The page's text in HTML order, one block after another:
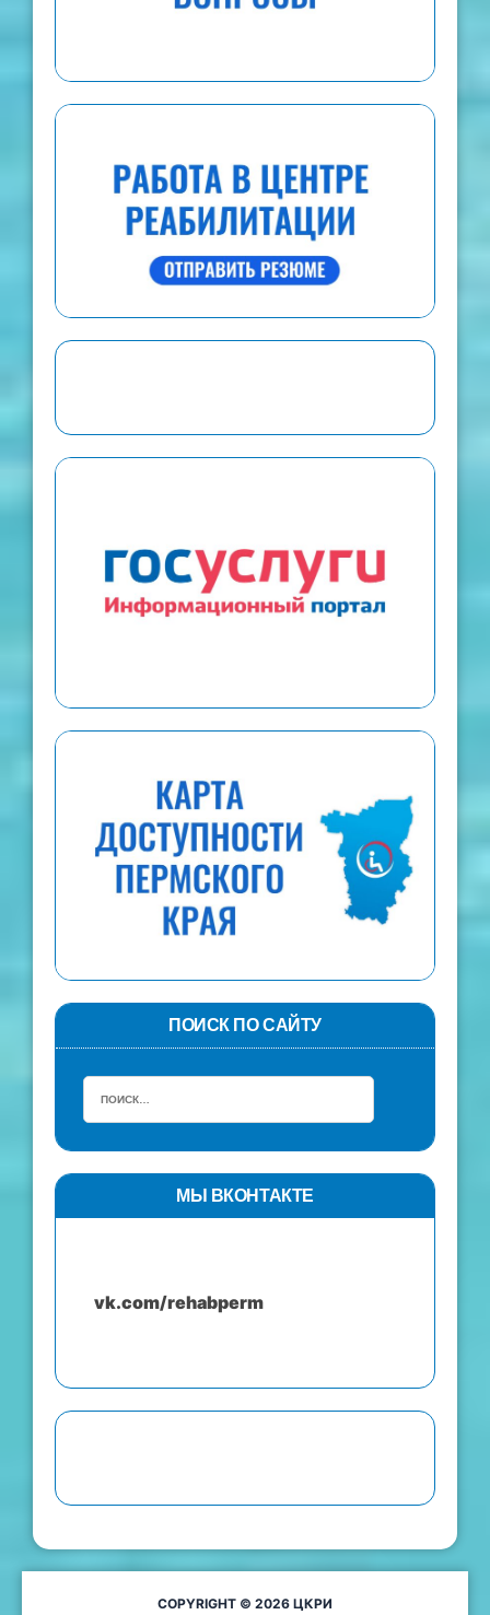
ПОИСК ПО САЙТУ
МЫ ВКОНТАКТЕ
vk.com/rehabperm
COPYRIGHT © 2026 ЦКРИ